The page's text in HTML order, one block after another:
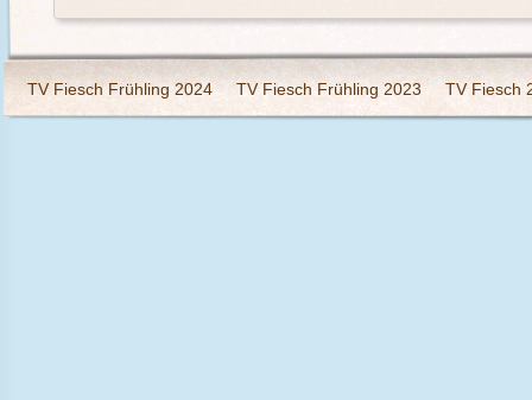
TV Fiesch Frühling 2024 TV Fiesch Frühling 2023 TV Fiesch